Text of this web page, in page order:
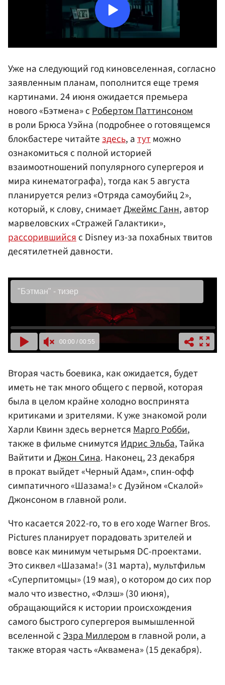
Уже на следующий год киновселенная, согласно
заявленным планам, пополнится еще тремя
картинами. 24 июня ожидается премьера
нового «Бэтмена» сРобертом Паттинсоном
в роли Брюса Уэйна (подробнее о готовящемся
блокбастере читайтездесь, атутможно
ознакомиться с полной историей
взаимоотношений популярного супергероя и
мира кинематографа), тогда как 5 августа
планируется релиз «Отряда самоубийц 2»,
который, к слову, снимаетДжеймс Ганн, автор
марвеловских «Стражей Галактики»,
рассорившийсяс Disney из-за похабных твитов
десятилетней давности.
Вторая часть боевика, как ожидается, будет
иметь не так много общего с первой, которая
была в целом крайне холодно воспринята
критиками и зрителями. К уже знакомой роли
Харли Квинн здесь вернетсяМарго Робби,
также в фильме снимутсяИдрис Эльба, Тайка
Вайтити иДжон Сина. Наконец, 23 декабря
в прокат выйдет «Черный Адам», спин-офф
симпатичного «Шазама!» с Дуэйном «Скалой»
Джонсоном в главной роли.
Что касается 2022-го, то в его ходе Warner Bros.
Pictures планирует порадовать зрителей и
вовсе как минимум четырьмя DC-проектами.
Это сиквел «Шазама!» (31 марта), мультфильм
«Суперпитомцы» (19 мая), о котором до сих пор
мало что известно, «Флэш» (30 июня),
обращающийся к истории происхождения
самого быстрого супергероя вымышленной
вселенной сЭзра Миллеромв главной роли, а
также вторая часть «Аквамена» (15 декабря).